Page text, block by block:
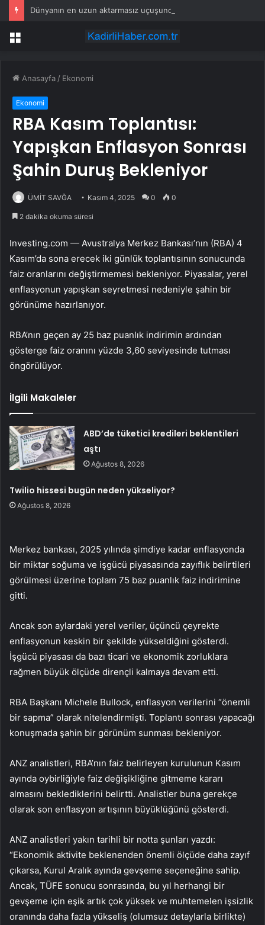
Menü
Anasayfa / Ekonomi
Ekonomi
RBA Kasım Toplantısı:
Yapışkan Enflasyon Sonrası
Şahin Duruş Bekleniyor
ÜMİT SAVĞA Kasım 4, 2025 0 0
2 dakika okuma süresi
Investing.com — Avustralya Merkez Bankası’nın (RBA) 4
Kasım’da sona erecek iki günlük toplantısının sonucunda
faiz oranlarını değiştirmemesi bekleniyor. Piyasalar, yerel
enflasyonun yapışkan seyretmesi nedeniyle şahin bir
görünüme hazırlanıyor.
RBA’nın geçen ay 25 baz puanlık indirimin ardından
gösterge faiz oranını yüzde 3,60 seviyesinde tutması
öngörülüyor.
İlgili Makaleler
ABD’de tüketici kredileri beklentileri
aştı
Ağustos 8, 2026
Twilio hissesi bugün neden yükseliyor?
Ağustos 8, 2026
Merkez bankası, 2025 yılında şimdiye kadar enflasyonda
bir miktar soğuma ve işgücü piyasasında zayıflık belirtileri
görülmesi üzerine toplam 75 baz puanlık faiz indirimine
gitti.
Ancak son aylardaki yerel veriler, üçüncü çeyrekte
enflasyonun keskin bir şekilde yükseldiğini gösterdi.
İşgücü piyasası da bazı ticari ve ekonomik zorluklara
rağmen büyük ölçüde dirençli kalmaya devam etti.
RBA Başkanı Michele Bullock, enflasyon verilerini “önemli
bir sapma” olarak nitelendirmişti. Toplantı sonrası yapacağı
konuşmada şahin bir görünüm sunması bekleniyor.
ANZ analistleri, RBA’nın faiz belirleyen kurulunun Kasım
ayında oybirliğiyle faiz değişikliğine gitmeme kararı
almasını beklediklerini belirtti. Analistler buna gerekçe
olarak son enflasyon artışının büyüklüğünü gösterdi.
ANZ analistleri yakın tarihli bir notta şunları yazdı:
“Ekonomik aktivite beklenenden önemli ölçüde daha zayıf
çıkarsa, Kurul Aralık ayında gevşeme seçeneğine sahip.
Ancak, TÜFE sonucu sonrasında, bu yıl herhangi bir
gevşeme için eşik artık çok yüksek ve muhtemelen işsizlik
oranında daha fazla yükseliş (olumsuz detaylarla birlikte)